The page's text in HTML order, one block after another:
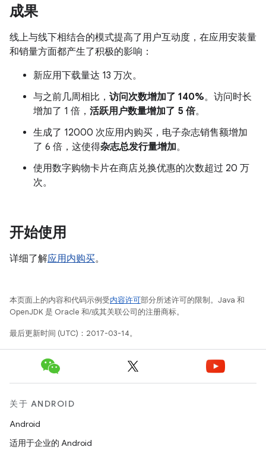
成果
线上与线下相结合的模式提高了用户互动度，在应用安装量
和销量方面都产生了积极的影响：
新应用下载量达 13 万次。
与之前几周相比， 访问次数增加了 140%。访问时长
增加了 1 倍， 活跃用户数量增加了 5 倍。
生成了 12000 次应用内购买，电子杂志销售额增加
了 6 倍，这使得杂志总发行量增加。
使用数字购物卡片在商店兑换优惠的次数超过 20 万
次。
开始使用
详细了解应用内购买。
本页面上的内容和代码示例受内容许可部分所述许可的限制。Java 和
OpenJDK 是 Oracle 和/或其关联公司的注册商标。
最后更新时间 (UTC)：2017-03-14。
关于 ANDROID
Android
适用于企业的 Android